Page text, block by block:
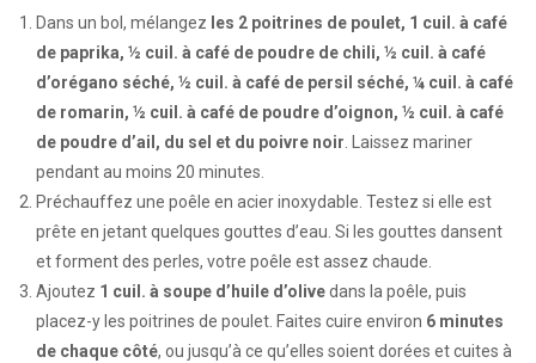
Dans un bol, mélangez les 2 poitrines de poulet, 1 cuil. à café
de paprika, ½ cuil. à café de poudre de chili, ½ cuil. à café
d’orégano séché, ½ cuil. à café de persil séché, ¼ cuil. à café
de romarin, ½ cuil. à café de poudre d’oignon, ½ cuil. à café
de poudre d’ail, du sel et du poivre noir. Laissez mariner
pendant au moins 20 minutes.
Préchauffez une poêle en acier inoxydable. Testez si elle est
prête en jetant quelques gouttes d’eau. Si les gouttes dansent
et forment des perles, votre poêle est assez chaude.
Ajoutez 1 cuil. à soupe d’huile d’olivedans la poêle, puis
placez-y les poitrines de poulet. Faites cuire environ 6 minutes
de chaque côté, ou jusqu’à ce qu’elles soient dorées et cuites à